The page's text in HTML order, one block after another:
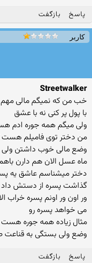
پاسخ بازگفت
کاربر
Streetwalker
خب من که نمیگم مالی
با پول پر کنی نه با عشق
ولی میگم همه جوره ادم
من دختر توی فامیلم هست
وضع مالی خوب داشتن ولی
ماه عسل الان هم دارن
دختر میشناسم عاشق یه
گذاشت پسره از دستش داد
ور اون ور اونم پسره خراب
می خواهد پسره رو
مثال زیاده همه جوره هست
وضع ولی بستگی به قناعت
پاسخ بازگفت